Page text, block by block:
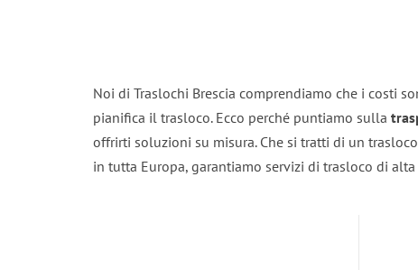
Noi di Traslochi Brescia comprendiamo che i costi
pianifica il trasloco. Ecco perché puntiamo sulla
offrirti soluzioni su misura. Che si tratti di un
in tutta Europa, garantiamo servizi di trasloco di